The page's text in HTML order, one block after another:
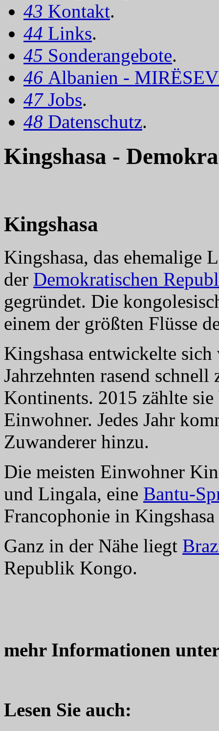
43 Kontakt.
44 Links.
45 Sonderangebote.
46 Albanien -
47 Jobs.
48 Datenschutz.
Kingshasa -
Kingshasa
Kingshasa, das ehemalige
der Demokratischen
gegründet. Die
einem der größten Flüsse
Kingshasa entwickelte
Jahrzehnten rasend
Kontinents. 2015 zählte
Einwohner. Jedes Jahr
Zuwanderer hinzu.
Die meisten Einwohner
und Lingala, eine Bantu-
Francophonie in Kingshasa
Ganz in der Nähe liegt
Republik Kongo.
mehr Informationen
Lesen Sie auch: